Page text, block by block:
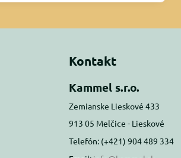
Kontakt
Kammel s.r.o.
Zemianske Lieskové 433
913 05 Melčice - Lieskové
Telefón: (+421) 904 489 334